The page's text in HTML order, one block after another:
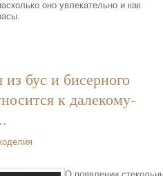
оно увлекательно и как
бус и бисерного
к далекому-